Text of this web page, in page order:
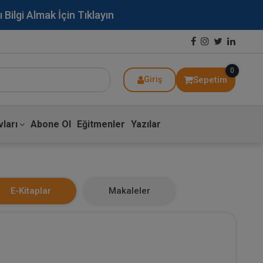
Almak İçin Tıklayın
Giriş Sepetim
0
Abone Ol Eğitmenler Yazılar
E-Kitaplar Makaleler